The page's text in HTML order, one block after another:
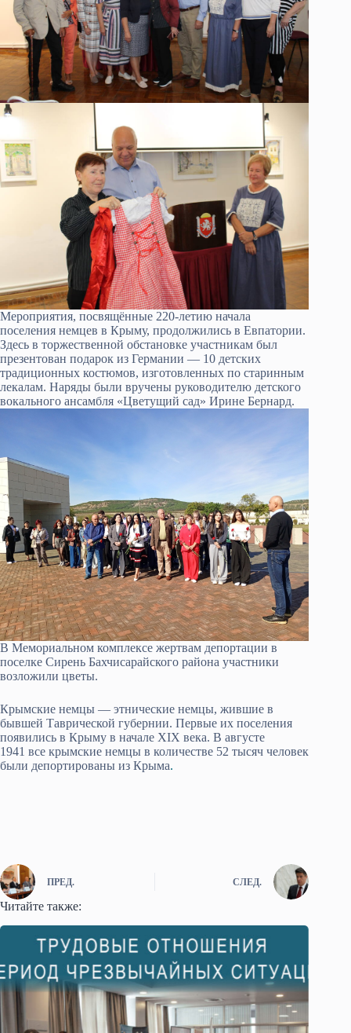
Мероприятия, посвящённые 220-летию начала
поселения немцев в Крыму, продолжились в Евпатории.
Здесь в торжественной обстановке участникам был
презентован подарок из Германии — 10 детских
традиционных костюмов, изготовленных по старинным
лекалам. Наряды были вручены руководителю детского
вокального ансамбля «Цветущий сад» Ирине Бернард.
В Мемориальном комплексе жертвам депортации в
поселке Сирень Бахчисарайского района участники
возложили цветы.
Крымские немцы — этнические немцы, жившие в
бывшей Таврической губернии. Первые их поселения
появились в Крыму в начале XIX века. В августе
1941 все крымские немцы в количестве 52 тысяч человек
были депортированы из Крыма.
ПРЕД. СЛЕД.
Читайте также: